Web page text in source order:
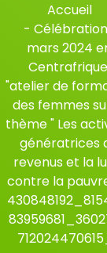
Accueil
-
mars 2024
"atelier de
des femmes
thème " Les
génératrices
revenus et la
contre la